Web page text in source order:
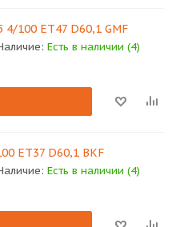
100 ET47 D60,1 GMF
Есть в наличии (4)
ET37 D60,1 BKF
Есть в наличии (4)